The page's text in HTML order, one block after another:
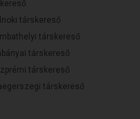
társkereső
társkereső
társkereső
társkereső
társkereső